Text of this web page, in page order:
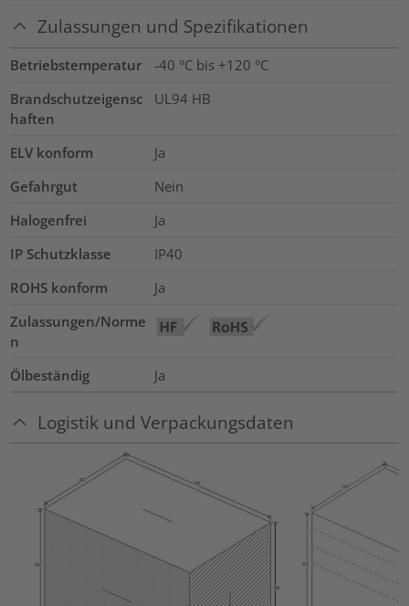
Zulassungen und Spezifikationen
Betriebstemperatur
-40 °C bis +120 °C
Brandschutzeigensc
haften
UL94 HB
ELV konform
Ja
Gefahrgut
Nein
Halogenfrei
Ja
IP Schutzklasse
IP40
ROHS konform
Ja
Zulassungen/Norme
n
Ölbeständig
Ja
Logistik und Verpackungsdaten